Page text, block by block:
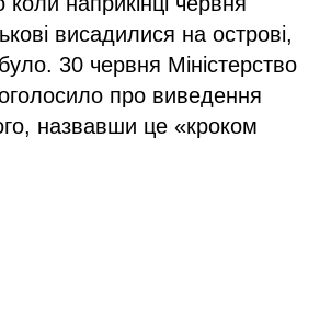
висадилися на острові,
30 червня Міністерство
про виведення
назвавши це «кроком